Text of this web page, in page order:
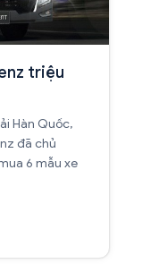
triệu
Hàn Quốc,
đã chủ
6 mẫu xe